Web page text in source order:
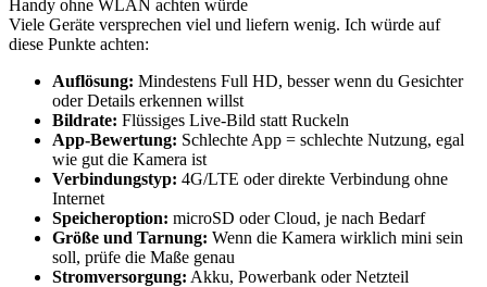
Handy ohne WLAN achten würde
Viele Geräte versprechen viel und liefern wenig. Ich würde auf
diese Punkte achten:
Auflösung: Mindestens Full HD, besser wenn du Gesichter
oder Details erkennen willst
Bildrate: Flüssiges Live-Bild statt Ruckeln
App-Bewertung: Schlechte App = schlechte Nutzung, egal
wie gut die Kamera ist
Verbindungstyp: 4G/LTE oder direkte Verbindung ohne
Internet
Speicheroption: microSD oder Cloud, je nach Bedarf
Größe und Tarnung: Wenn die Kamera wirklich mini sein
soll, prüfe die Maße genau
Stromversorgung: Akku, Powerbank oder Netzteil